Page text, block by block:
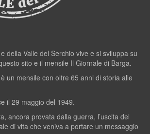
della Valle del Serchio vive e si sviluppa su
sito e il mensile Il Giornale di Barga.
un mensile con oltre 65 anni di storia alle
il 29 maggio del 1949.
ancora provata dalla guerra, l’uscita del
di vita che veniva a portare un messaggio